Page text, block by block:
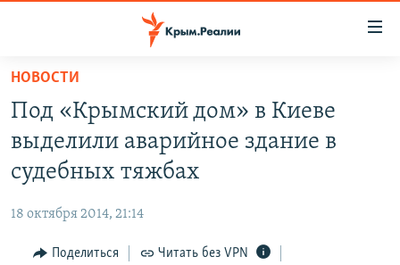
Вернуться
основному
содержанию
Вернутся
главной
навигации
Вернутся
СПЕЦПРОЕКТЫ
ГРУЗ 200
11 ЛЕТ ОККУПАЦИИ КРЫМА. 11 ИСТОРИЙ СОПРОТИВЛЕНИЯ
ЕЩЕ
ИНТЕРАКТИВ
РАДІО СВОБОДА
НОВОСТИ
Под «Крымский дом» в Киеве
выделили аварийное здание в
судебных тяжбах
18 октября 2014, 21:14
Поделиться Читать без VPN